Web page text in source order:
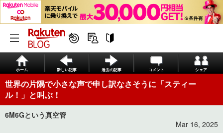
ホーム 新しい記事 過去の記事 コメント シェア
世界の片隅で小さな声で申し訳なさそうに「スティー
ル！」と叫ぶ！
6M6Gという真空管
Mar 16, 2025